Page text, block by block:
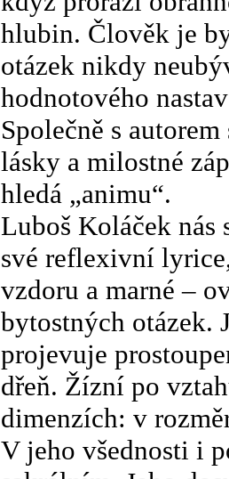
hlubin. Člověk je
otázek nikdy
hodnotového
Společně s
lásky a milostné
hledá „animu“.
Luboš Koláček nás
své reflexivní
vzdoru a marné –
bytostných otázek.
projevuje
dřeň. Žízní po
dimenzích: v
V jeho všednosti i